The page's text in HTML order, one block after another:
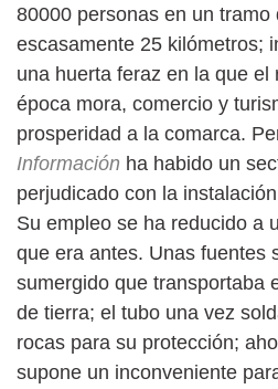
80000 personas en un tramo
escasamente 25 kilómetros;
una huerta feraz en la que el
época mora, comercio y
prosperidad a la comarca.
Información ha habido un
perjudicado con la
Su empleo se ha reducido a
que era antes. Unas fuentes
sumergido que transportaba
de tierra; el tubo una vez
rocas para su protección;
supone un inconveniente